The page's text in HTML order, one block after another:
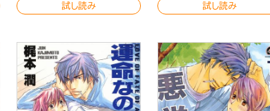
試し読み 試し読み